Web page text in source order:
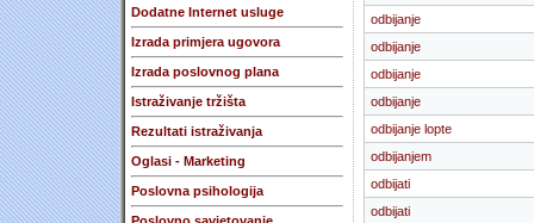
Dodatne Internet usluge
Izrada primjera ugovora
Izrada poslovnog plana
Istraživanje tržišta
Rezultati istraživanja
Oglasi - Marketing
Poslovna psihologija
odbijanje
odbijanje
odbijanje
odbijanje
odbijanje lopte
odbijanjem
odbijati
odbijati